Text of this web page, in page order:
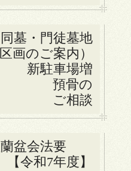
墓・門徒墓地
画のご案内）
新駐車場増
預骨の
ご相談
蘭盆会法要
【令和7年度】